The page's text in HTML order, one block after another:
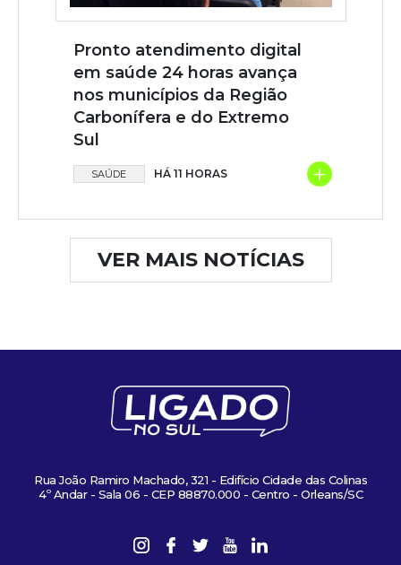
Pronto atendimento digital
em saúde 24 horas avança
nos municípios da Região
Carbonífera e do Extremo
Sul
SAÚDE HÁ 11 HORAS +
VER MAIS NOTÍCIAS
Rua João Ramiro Machado, 321 - Edifício Cidade das Colinas
4º Andar - Sala 06 - CEP 88870.000 - Centro - Orleans/SC